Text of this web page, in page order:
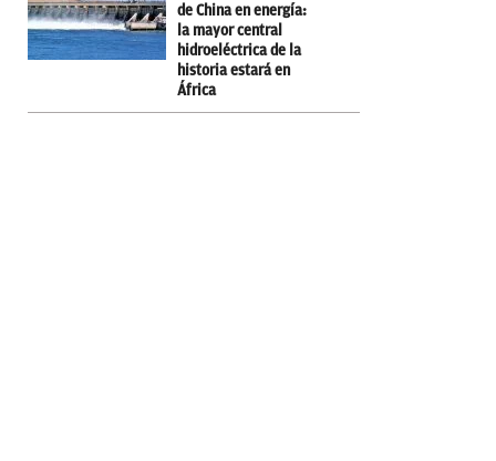
de China en energía:
la mayor central
hidroeléctrica de la
historia estará en
África